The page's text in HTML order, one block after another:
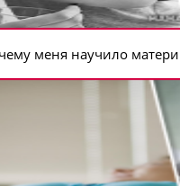
меня научило